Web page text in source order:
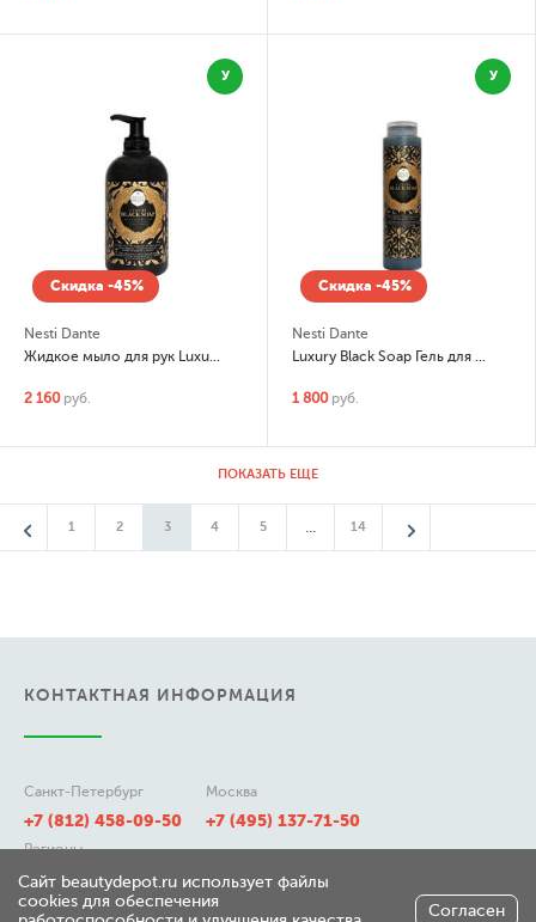
У
Скидка -45%
Nesti Dante
Жидкое мыло для рук Luxury Black (Роскошное чёрное)
2 160 руб.
У
Скидка -45%
Nesti Dante
Luxury Black Soap Гель для душа
1 800 руб.
ПОКАЗАТЬ ЕЩЕ
1 2 3 4 5 ... 14
КОНТАКТНАЯ ИНФОРМАЦИЯ
Санкт-Петербург
+7 (812) 458-09-50
Москва
+7 (495) 137-71-50
Регионы
8 (800) 511-21-50
Сайт beautydepot.ru использует файлы
cookies для обеспечения
Согласен